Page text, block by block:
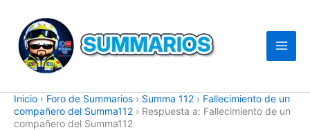
contenido
Inicio › Foro de Summarios › Summa 112 › Fallecimiento de un
compañero del Summa112 › Respuesta a: Fallecimiento de un
compañero del Summa112